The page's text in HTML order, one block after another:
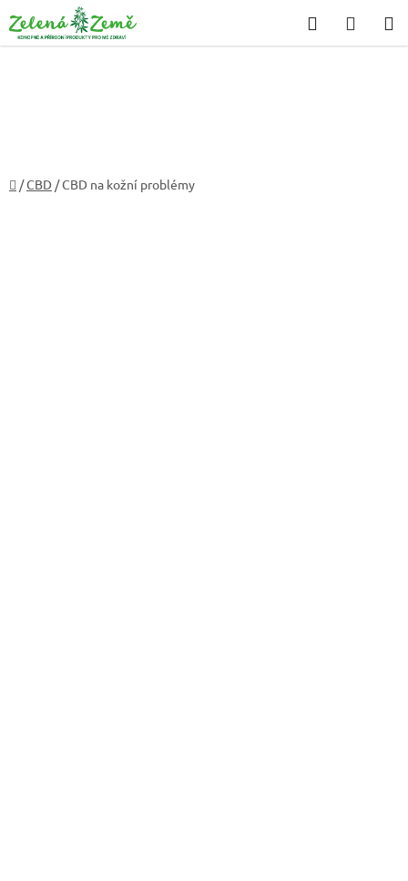
na
obsah
Hledat
KOŠÍK
Domů
/CBD /CBD na kožní problémy